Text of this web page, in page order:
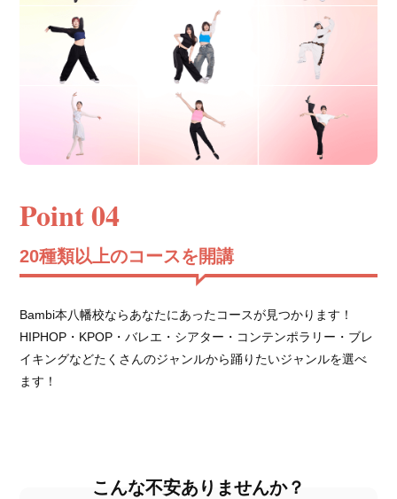
Point 04
20種類以上のコースを開講
Bambi本八幡校ならあなたにあったコースが見つかります！
HIPHOP・KPOP・バレエ・シアター・コンテンポラリー・ブレ
イキングなどたくさんのジャンルから踊りたいジャンルを選べ
ます！
こんな不安ありませんか？